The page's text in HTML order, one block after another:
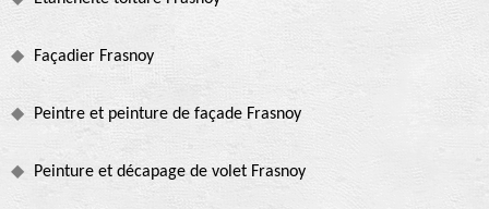
Façadier Frasnoy
Peintre et peinture de façade Frasnoy
Peinture et décapage de volet Frasnoy